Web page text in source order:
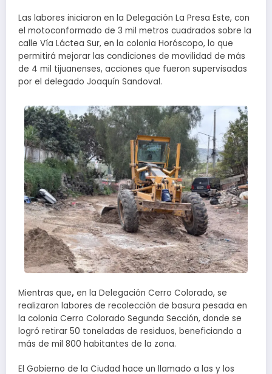
Las labores iniciaron en la Delegación La Presa Este, con
el motoconformado de 3 mil metros cuadrados sobre la
calle Vía Láctea Sur, en la colonia Horóscopo, lo que
permitirá mejorar las condiciones de movilidad de más
de 4 mil tijuanenses, acciones que fueron supervisadas
por el delegado Joaquín Sandoval.
Mientras que, en la Delegación Cerro Colorado, se
realizaron labores de recolección de basura pesada en
la colonia Cerro Colorado Segunda Sección, donde se
logró retirar 50 toneladas de residuos, beneficiando a
más de mil 800 habitantes de la zona.
El Gobierno de la Ciudad hace un llamado a las y los